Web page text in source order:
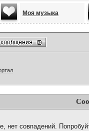
Моя музыка
нет совпадений.